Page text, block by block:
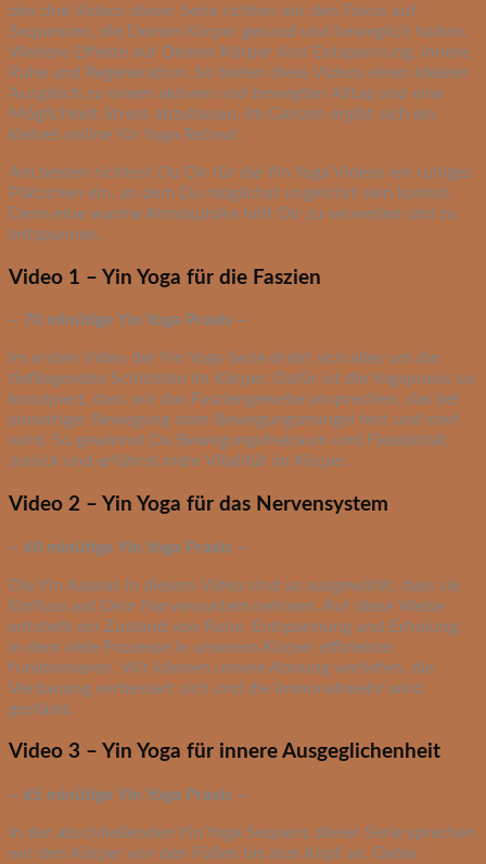
den drei Videos dieser Serie richten wir den Fokus auf
Sequenzen, die Deinen Körper gesund und beweglich halten.
Weitere Effekte auf Deinen Körper sind Entspannung, innere
Ruhe und Regeneration. So bieten diese Videos einen idealen
Ausgleich zu einem aktiven und bewegten Alltag und eine
Möglichkeit Stress abzubauen. Im Ganzen ergibt sich ein
kleines online Yin Yoga Retreat.
Am besten richtest Du Dir für die Yin Yoga Videos ein ruhiges
Plätzchen ein, an dem Du möglichst ungestört sein kannst.
Denn eine warme Atmosphäre hilft Dir zu verweilen und zu
entspannen.
Video 1 – Yin Yoga für die Faszien
– 70 minütige Yin Yoga Praxis –
Im ersten Video der Yin Yoga Serie dreht sich alles um die
tiefliegenden Schichten im Körper. Dafür ist die Yogapraxis so
konzipiert, dass wir das Fasziengewebe ansprechen, das bei
einseitiger Bewegung oder Bewegungsmangel fest und steif
wird. So gewinnst Du Bewegungsfreiraum und Flexibilität
zurück und erfährst mehr Vitalität im Körper.
Video 2 – Yin Yoga für das Nervensystem
– 60 minütige Yin Yoga Praxis –
Die Yin Asanas in diesem Video sind so ausgewählt, dass sie
Einfluss auf Dein Nervensystem nehmen. Auf diese Weise
entsteht ein Zustand von Ruhe, Entspannung und Erholung,
in dem viele Prozesse in unserem Körper effizienter
funktionieren. Wir können unsere Atmung vertiefen, die
Verdauung verbessert sich und die Immunabwehr wird
gestärkt.
Video 3 – Yin Yoga für innere Ausgeglichenheit
– 65 minütige Yin Yoga Praxis –
In der abschließenden Yin Yoga Sequenz dieser Serie sprechen
wir den Körper von den Füßen bis zum Kopf an. Dabei